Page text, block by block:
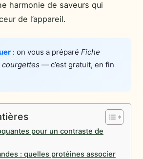
harmonie de saveurs qui
de l’appareil.
: on vous a préparé Fiche
courgettes — c’est gratuit, en fin
pour un contraste de
: quelles protéines associer